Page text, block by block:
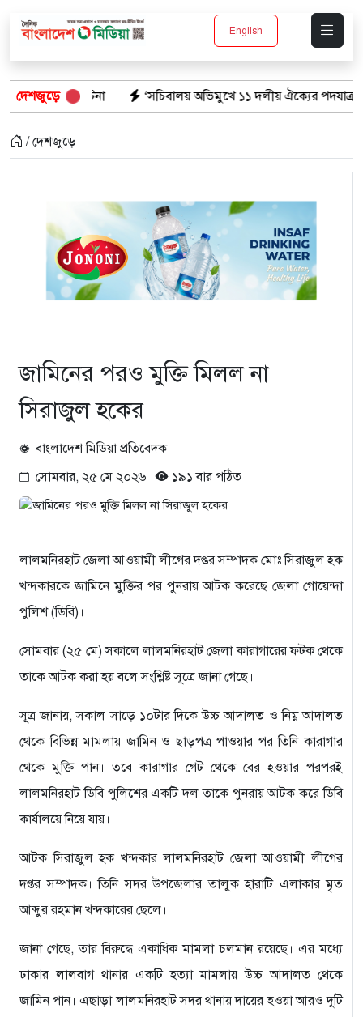
English
দেশজুড়ে‘সচিবালয় অভিমুখে ১১ দলীয় ঐক্যের পদযাত্রায় পুলিশের বাধা’
/ দেশজুড়ে
জামিনের পরও মুক্তি মিলল না
সিরাজুল হকের
বাংলাদেশ মিডিয়া প্রতিবেদক
সোমবার, ২৫ মে ২০২৬
১৯১ বার পঠিত
লালমনিরহাট জেলা আওয়ামী লীগের দপ্তর সম্পাদক মোঃ সিরাজুল হক
খন্দকারকে জামিনে মুক্তির পর পুনরায় আটক করেছে জেলা গোয়েন্দা
পুলিশ (ডিবি)।
সোমবার (২৫ মে) সকালে লালমনিরহাট জেলা কারাগারের ফটক থেকে
তাকে আটক করা হয় বলে সংশ্লিষ্ট সূত্রে জানা গেছে।
সূত্র জানায়, সকাল সাড়ে ১০টার দিকে উচ্চ আদালত ও নিম্ন আদালত
থেকে বিভিন্ন মামলায় জামিন ও ছাড়পত্র পাওয়ার পর তিনি কারাগার
থেকে মুক্তি পান। তবে কারাগার গেট থেকে বের হওয়ার পরপরই
লালমনিরহাট ডিবি পুলিশের একটি দল তাকে পুনরায় আটক করে ডিবি
কার্যালয়ে নিয়ে যায়।
আটক সিরাজুল হক খন্দকার লালমনিরহাট জেলা আওয়ামী লীগের
দপ্তর সম্পাদক। তিনি সদর উপজেলার তালুক হারাটি এলাকার মৃত
আব্দুর রহমান খন্দকারের ছেলে।
জানা গেছে, তার বিরুদ্ধে একাধিক মামলা চলমান রয়েছে। এর মধ্যে
ঢাকার লালবাগ থানার একটি হত্যা মামলায় উচ্চ আদালত থেকে
জামিন পান। এছাড়া লালমনিরহাট সদর থানায় দায়ের হওয়া আরও দুটি